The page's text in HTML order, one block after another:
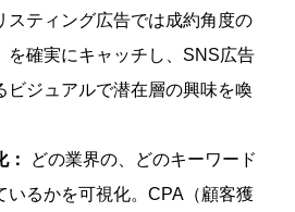
スティング広告では成約角度の
を確実にキャッチし、SNS広告
ビジュアルで潜在層の興味を喚
どの業界の、どのキーワード
いるかを可視化。CPA（顧客獲